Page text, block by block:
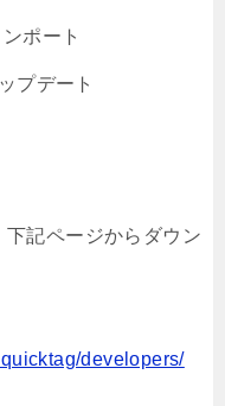
ポート
プデート
記ページからダウン
developers/